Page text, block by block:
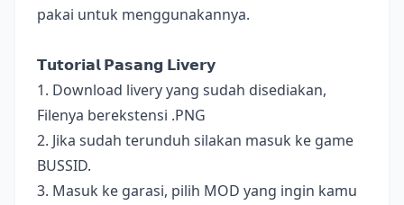
pakai untuk menggunakannya.
𝗧𝘂𝘁𝗼𝗿𝗶𝗮𝗹 𝗣𝗮𝘀𝗮𝗻𝗴 𝗟𝗶𝘃𝗲𝗿𝘆
1. Download livery yang sudah disediakan,
Filenya berekstensi .PNG
2. Jika sudah terunduh silakan masuk ke game
BUSSID.
3. Masuk ke garasi, pilih MOD yang ingin kamu